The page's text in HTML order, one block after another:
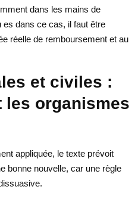
dans les mains de
es dans ce cas, il faut être
réelle de remboursement et au
et civiles :
les organismes
appliquée, le texte prévoit
bonne nouvelle, car une règle